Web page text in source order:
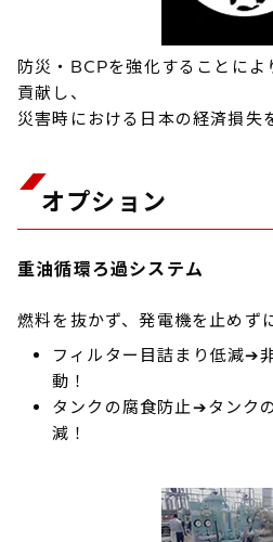
防災・BCPを強化することによ
貢献し、
災害時における日本の経済損失
オプション
重油循環ろ過システム
燃料を抜かず、発電機を止めず
フィルター目詰まり低減➔
動！
タンクの腐食防止➔タンク
減！